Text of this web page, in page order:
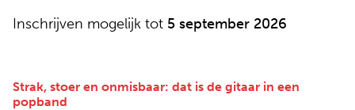
Inschrijven mogelijk tot 5 september 2026
Strak, stoer en onmisbaar: dat is de gitaar in een
popband